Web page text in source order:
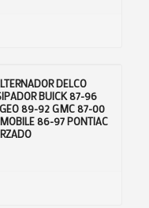
DELCO
BUICK 87-96
89-92 GMC 87-00
86-97 PONTIAC